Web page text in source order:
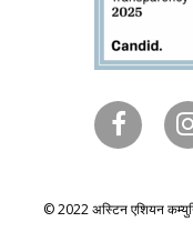
© 2022 अस्टिन एशियन